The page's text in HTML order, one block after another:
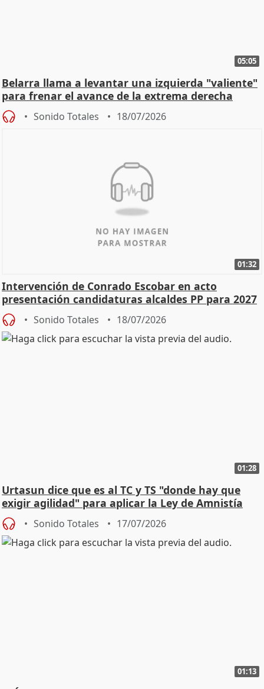
05:05
Belarra llama a levantar una izquierda "valiente"
para frenar el avance de la extrema derecha
Sonido Totales 18/07/2026
01:32
Intervención de Conrado Escobar en acto
presentación candidaturas alcaldes PP para 2027
Sonido Totales 18/07/2026
01:28
Urtasun dice que es al TC y TS "donde hay que
exigir agilidad" para aplicar la Ley de Amnistía
Sonido Totales 17/07/2026
01:13